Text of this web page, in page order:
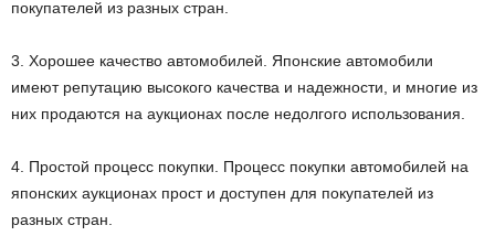
покупателей из разных стран.
3. Хорошее качество автомобилей. Японские автомобили
имеют репутацию высокого качества и надежности, и многие из
них продаются на аукционах после недолгого использования.
4. Простой процесс покупки. Процесс покупки автомобилей на
японских аукционах прост и доступен для покупателей из
разных стран.